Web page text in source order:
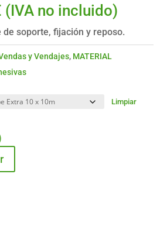
Rango
de
precios:
desde
0.20 €
0.85 €
(IVA no incluido)
de soporte, fijación y reposo.
y Vendajes, MATERIAL
Limpiar